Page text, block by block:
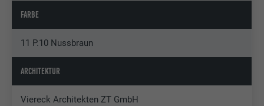
FARBE
11 P.10 Nussbraun
ARCHITEKTUR
Viereck Architekten ZT GmbH